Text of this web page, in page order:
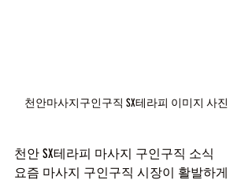
천안마사지구인구직 SX테라피 이미지 사진
천안 SX테라피 마사지 구인구직 소식
요즘 마사지 구인구직 시장이 활발하게